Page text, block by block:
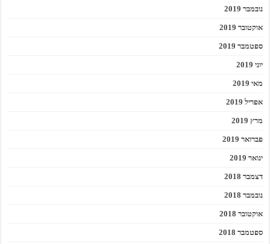
נובמבר 2019
אוקטובר 2019
ספטמבר 2019
יוני 2019
מאי 2019
אפריל 2019
מרץ 2019
פברואר 2019
ינואר 2019
דצמבר 2018
נובמבר 2018
אוקטובר 2018
ספטמבר 2018